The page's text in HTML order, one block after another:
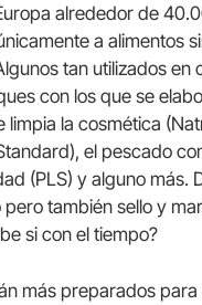
alrededor de
a alimentos
tan utilizados
con los que se
limpia la cosmética
el pescado
(PLS) y alguno
también sello y
si con el tiempo?
más preparados